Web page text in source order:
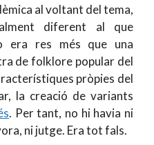
al voltant del tema,
diferent al que
era res més que una
de folklore popular del
pròpies del
la creació de variants
. Per tant, no hi havia ni
ni jutge. Era tot fals.